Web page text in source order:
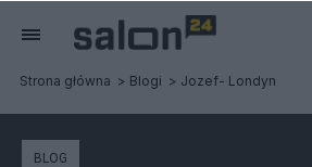
Strona główna Blogi Jozef- Londyn
BLOG